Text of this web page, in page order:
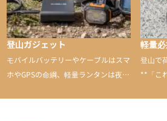
登山ガジェット
モバイルバッテリーやケーブルはスマ
ホやGPSの命綱、軽量ランタンは夜間
軽量
登山で
**「こ